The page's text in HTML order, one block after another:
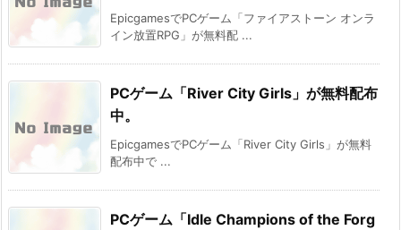
EpicgamesでPCゲーム「ファイアストーン オンラ
イン放置RPG」が無料配 ...
PCゲーム「River City Girls」が無料配布
中。
EpicgamesでPCゲーム「River City Girls」が無料
配布中で ...
PCゲーム「Idle Champions of the Forg